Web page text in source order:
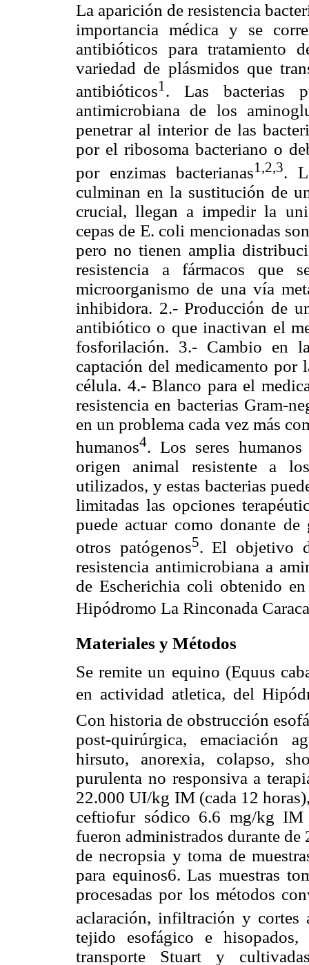
La aparición de resistencia
importancia médica y se
antibióticos para tratamiento
variedad de plásmidos que
antibióticos1 . Las bacterias
antimicrobiana de los
penetrar al interior de las
por el ribosoma bacteriano o
por enzimas bacterianas1,2,3.
culminan en la sustitución de
crucial, llegan a impedir la
cepas de E. coli mencionadas
pero no tienen amplia
resistencia a fármacos que
microorganismo de una vía
inhibidora. 2.- Producción de
antibiótico o que inactivan el
fosforilación. 3.- Cambio en
captación del medicamento por
célula. 4.- Blanco para el
resistencia en bacterias Gram-
en un problema cada vez más
humanos4. Los seres
origen animal resistente a
utilizados, y estas bacterias
limitadas las opciones
puede actuar como donante
otros patógenos5. El objetivo
resistencia antimicrobiana a
de Escherichia coli obtenido
Hipódromo La Rinconada
Materiales y Métodos
Se remite un equino (Equus
en actividad atletica, del
Con historia de obstrucción
post-quirúrgica, emaciación
hirsuto, anorexia, colapso,
purulenta no responsiva a
22.000 UI/kg IM (cada 12
ceftiofur sódico 6.6 mg/kg IM
fueron administrados durante de
de necropsia y toma de
para equinos6. Las muestras
procesadas por los métodos
aclaración, infiltración y cortes
tejido esofágico e
transporte Stuart y